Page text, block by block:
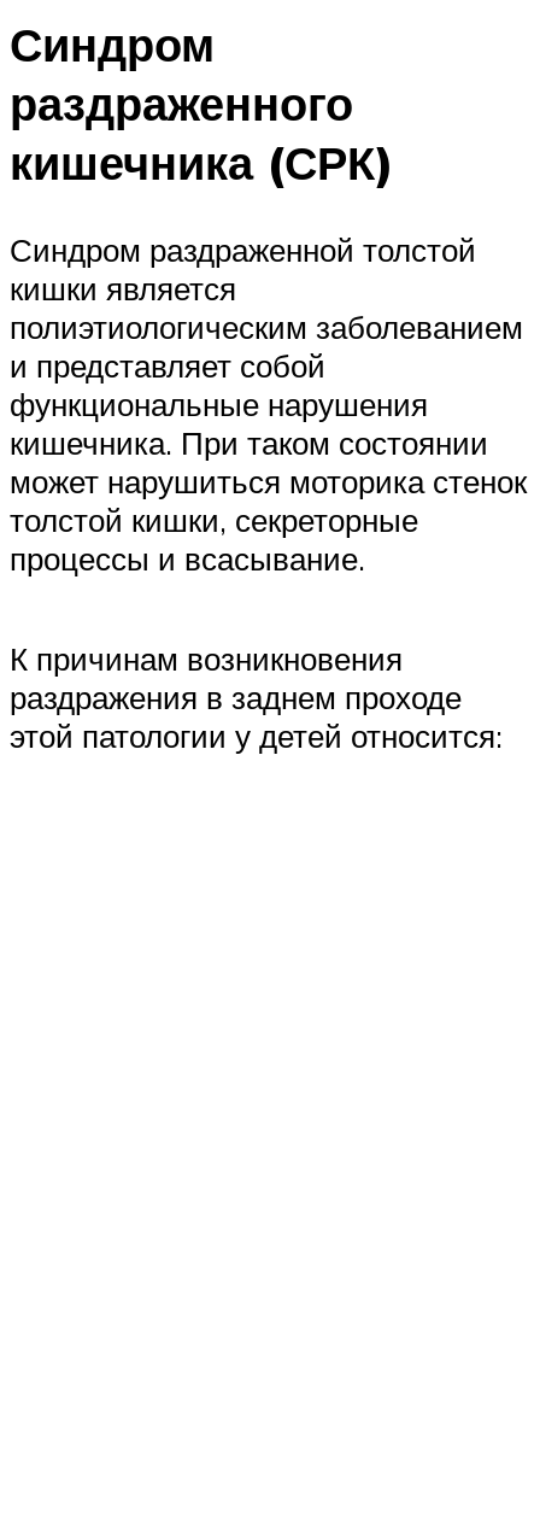
Синдром
раздраженного
кишечника (СРК)
Синдром раздраженной толстой
кишки является
полиэтиологическим заболеванием
и представляет собой
функциональные нарушения
кишечника. При таком состоянии
может нарушиться моторика стенок
толстой кишки, секреторные
процессы и всасывание.
К причинам возникновения
раздражения в заднем проходе
этой патологии у детей относится: